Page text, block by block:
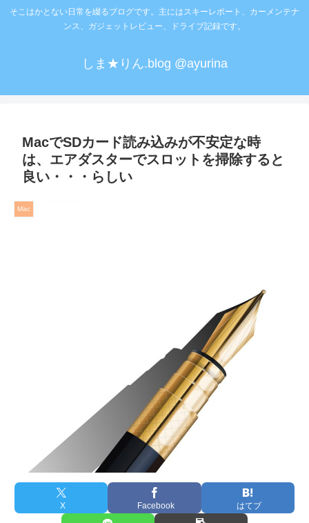
そこはかとない日常を綴るブログです。主にはスキーレポート、カーメンテナ
ンス、ガジェットレビュー、ドライブ記録です。
しま★りん.blog @ayurina
MacでSDカード読み込みが不安定な時
は、エアダスターでスロットを掃除すると
良い・・・らしい
Mac
X Facebook はてブ